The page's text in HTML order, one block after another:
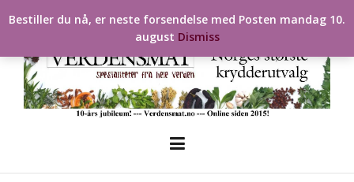
toBestiller du nå, er neste forsendelse med Posten mandag 10.
august Dismiss